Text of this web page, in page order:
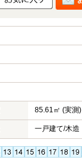
85.61㎡ (実測)
一戸建て/木造